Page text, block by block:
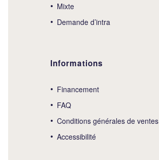
Mixte
Demande d’intra
Informations
Financement
FAQ
Conditions générales de ventes
Accessibilité